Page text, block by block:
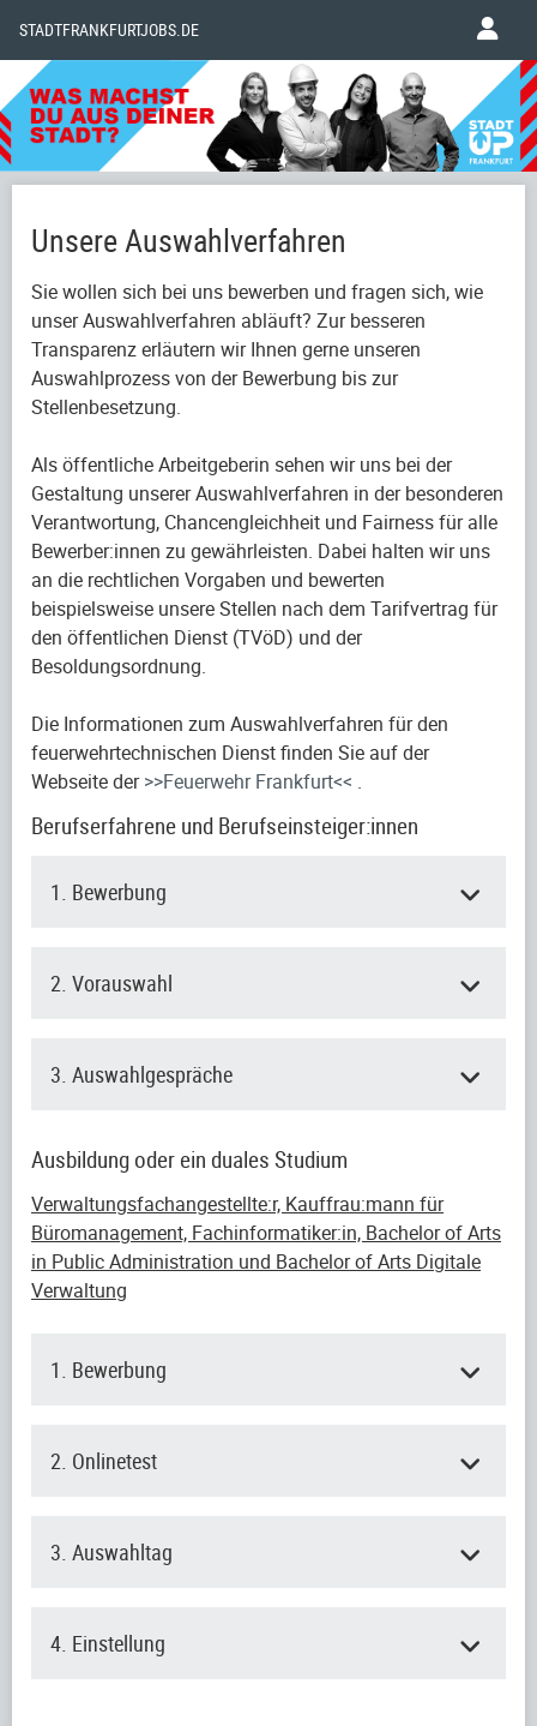
STADTFRANKFURTJOBS.DE
Unsere Auswahlverfahren
Sie wollen sich bei uns bewerben und fragen sich, wie
unser Auswahlverfahren abläuft? Zur besseren
Transparenz erläutern wir Ihnen gerne unseren
Auswahlprozess von der Bewerbung bis zur
Stellenbesetzung.
Als öffentliche Arbeitgeberin sehen wir uns bei der
Gestaltung unserer Auswahlverfahren in der besonderen
Verantwortung, Chancengleichheit und Fairness für alle
Bewerber:innen zu gewährleisten. Dabei halten wir uns
an die rechtlichen Vorgaben und bewerten
beispielsweise unsere Stellen nach dem Tarifvertrag für
den öffentlichen Dienst (TVöD) und der
Besoldungsordnung.
Die Informationen zum Auswahlverfahren für den
feuerwehrtechnischen Dienst finden Sie auf der
Webseite der>>Feuerwehr Frankfurt<< .
Berufserfahrene und Berufseinsteiger:innen
1. Bewerbung
2. Vorauswahl
3. Auswahlgespräche
Ausbildung oder ein duales Studium
Verwaltungsfachangestellte:r, Kauffrau:mann für
Büromanagement, Fachinformatiker:in, Bachelor of Arts
in Public Administration und Bachelor of Arts Digitale
Verwaltung
1. Bewerbung
2. Onlinetest
3. Auswahltag
4. Einstellung